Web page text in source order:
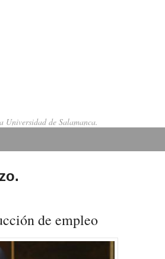
Universidad de Salamanca.
de empleo